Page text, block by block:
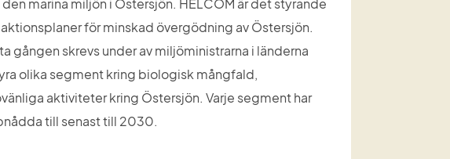
marina miljön i Östersjön. HELCOM är det styrande
för minskad övergödning av Östersjön.
gången skrevs under av miljöministrarna i länderna
olika segment kring biologisk mångfald,
aktiviteter kring Östersjön. Varje segment har
till senast till 2030.